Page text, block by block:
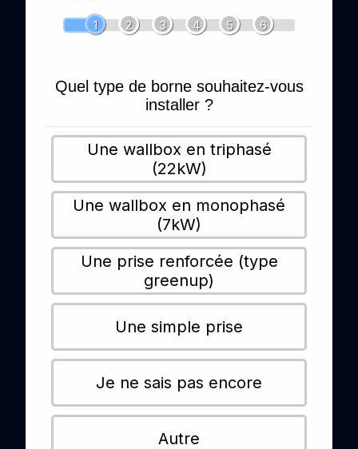
1 2 3 4 5 6
Quel type de borne souhaitez-vous
installer ?
Une wallbox en triphasé
(22kW)
Une wallbox en monophasé
(7kW)
Une prise renforcée (type
greenup)
Une simple prise
Je ne sais pas encore
Autre